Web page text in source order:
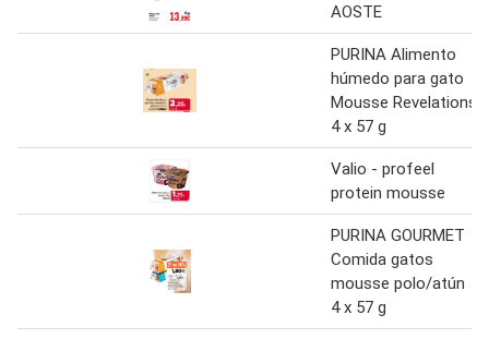
AOSTE
PURINA Alimento
húmedo para gato
Mousse Revelations
4 x 57 g
Valio - profeel
protein mousse
PURINA GOURMET
Comida gatos
mousse polo/atún
4 x 57 g